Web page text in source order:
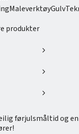
MaleverktøyGulv
produkter
chevron_right
chevron_right
chevron_right
førjulsmåltid og